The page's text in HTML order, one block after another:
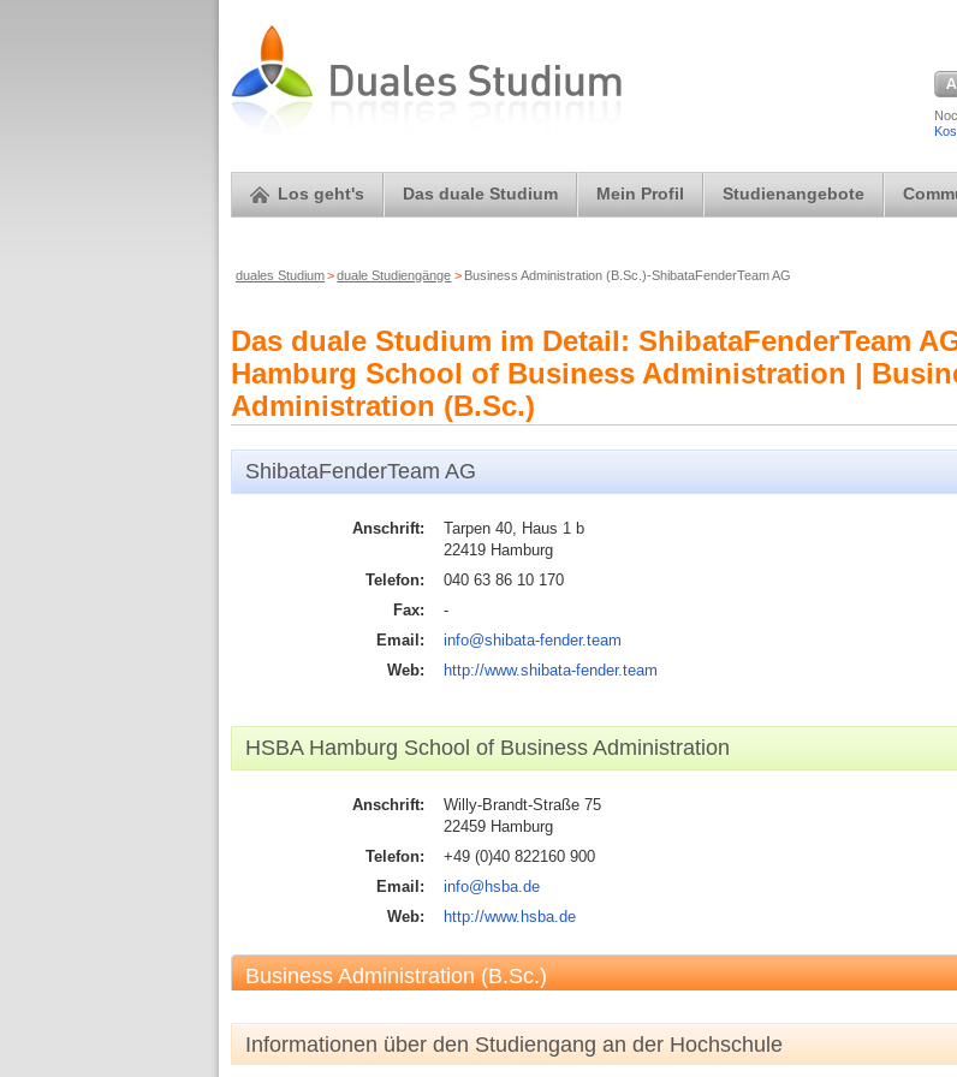
Los geht's Das duale Studium Mein Profil Studienangebote
duales Studium> duale Studiengänge > Business Administration (B.Sc.)-ShibataFenderTeam AG
Das duale Studium im Detail: ShibataFenderTeam
Hamburg School of Business Administration |
Administration (B.Sc.)
ShibataFenderTeam AG
Anschrift:
Tarpen 40, Haus 1 b
22419 Hamburg
Telefon:
040 63 86 10 170
Fax:
-
Email:
info@shibata-fender.team
Web:
http://www.shibata-fender.team
HSBA Hamburg School of Business Administration
Anschrift:
Willy-Brandt-Straße 75
22459 Hamburg
Telefon:
+49 (0)40 822160 900
Email:
info@hsba.de
Web:
http://www.hsba.de
Business Administration (B.Sc.)
Informationen über den Studiengang an der Hochschule